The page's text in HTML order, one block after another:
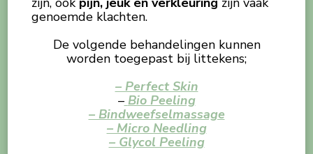
genoemde klachten.
De volgende behandelingen kunnen
worden toegepast bij littekens;
– Perfect Skin
– Bio Peeling
– Bindweefselmassage
– Micro Needling
– Glycol Peeling